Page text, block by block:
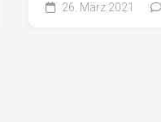
26. März 2021